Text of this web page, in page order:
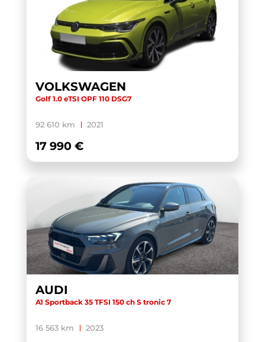
COOPER F67
COUPE R58 (1)
CRAFTER VAN (1)
DB11 COUPE
DS 3 (1)
DS7 CROSSBACK (2)
E-TRON GT (2)
E-UP! 2.0 (1)
EHS (1)
(1)
EXPERT FOURGON (1)
FABIA (14)
FABIA COMBI (1)
FORMENTOR (21)
VOLKSWAGEN
Golf 1.0 eTSI OPF 110 DSG7
92 610 km 2021
17 990 €
AUDI
A1 Sportback 35 TFSI 150 ch S tronic 7
16 563 km 2023